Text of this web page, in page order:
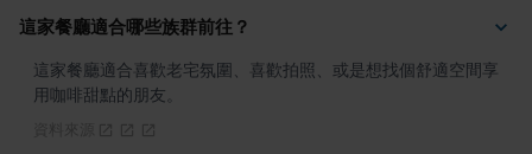
這家餐廳適合哪些族群前往？
這家餐廳適合喜歡老宅氛圍、喜歡拍照、或是想找個舒適空間享
用咖啡甜點的朋友。